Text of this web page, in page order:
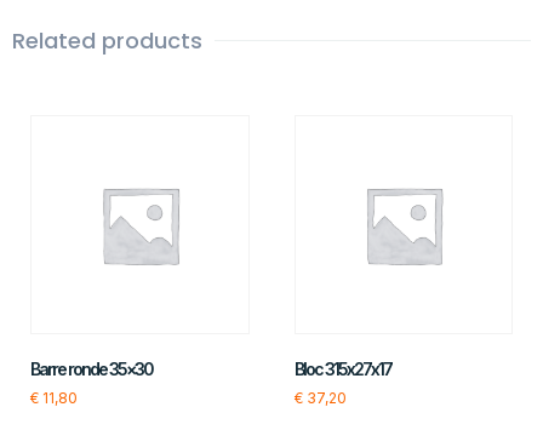
Related products
Barre ronde 35×30
€ 11,80
Bloc 315x27x17
€37,20